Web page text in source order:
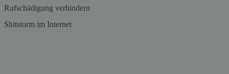
Rufschädigung verhindern
Shitstorm im Internet